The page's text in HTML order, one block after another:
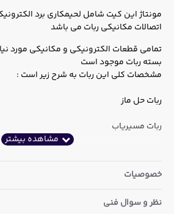
مونتاژ این کیت شامل لحیمکاری برد
اتصالات مکانیکی ربات می باشد
تمامی قطعات الکترونیکی و مکانیکی مورد
بسته ربات موجود است
مشخصات کلی این ربات به شرح زیر است :
ربات حل ماز
ربات مسیریاب
استفاده از دو سنسور فتوسل و دو عدد
مدار حل ماز ( خانه های تو در تو )
خصوصیات
نظر و سوال فنی